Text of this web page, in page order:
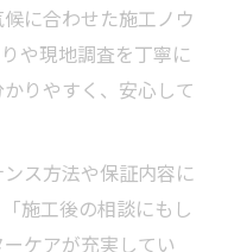
に合わせた施工ノウ
や現地調査を丁寧に
りやすく、安心して
ス方法や保証内容に
施工後の相談にもし
ケアが充実してい